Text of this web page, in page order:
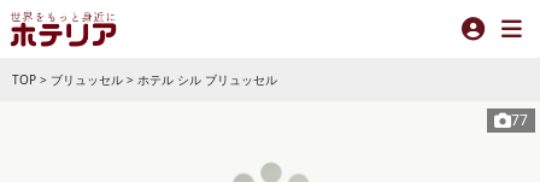
TOP > ブリュッセル > ホテル シル ブリュッセル
77